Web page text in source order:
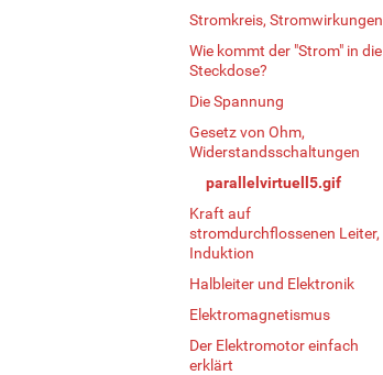
Stromkreis, Stromwirkungen
Wie kommt der "Strom" in die
Steckdose?
Die Spannung
Gesetz von Ohm,
Widerstandsschaltungen
parallelvirtuell5.gif
Kraft auf
stromdurchflossenen Leiter,
Induktion
Halbleiter und Elektronik
Elektromagnetismus
Der Elektromotor einfach
erklärt